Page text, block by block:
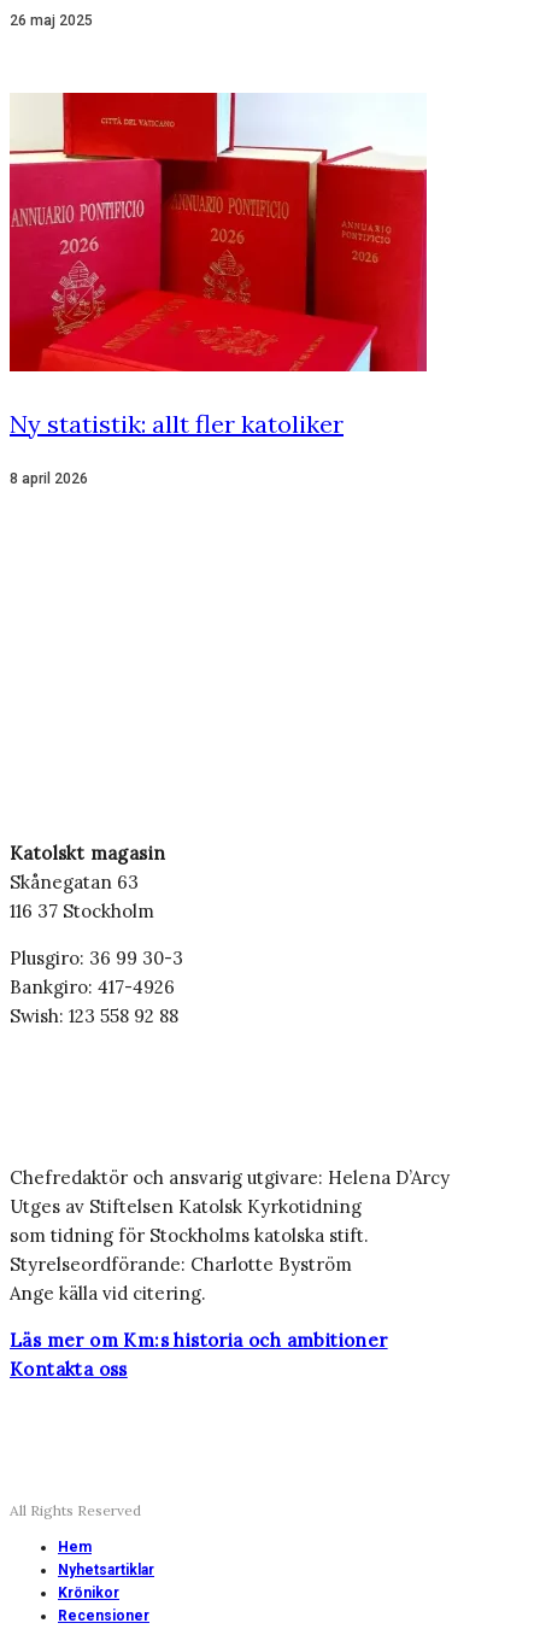
26 maj 2025
Ny statistik: allt fler katoliker
8 april 2026
Katolskt magasin
Skånegatan 63
116 37 Stockholm
Plusgiro: 36 99 30-3
Bankgiro: 417-4926
Swish: 123 558 92 88
Chefredaktör och ansvarig utgivare: Helena D’Arcy
Utges av Stiftelsen Katolsk Kyrkotidning
som tidning för Stockholms katolska stift.
Styrelseordförande: Charlotte Byström
Ange källa vid citering.
Läs mer om Km:s historia och ambitioner
Kontakta oss
All Rights Reserved
Hem
Nyhetsartiklar
Krönikor
Recensioner